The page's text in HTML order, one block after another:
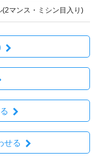
マンス・ミシン目入り)
せる